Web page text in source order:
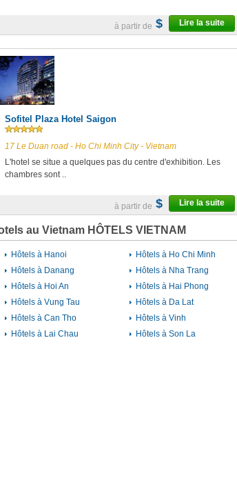
Lire la suite
$
à partir de
Sofitel Plaza Hotel Saigon
17 Le Duan road - Ho Chi Minh City - Vietnam
L'hotel se situe a quelques pas du centre d'exhibition. Les
chambres sont ..
Lire la suite
$
à partir de
au Vietnam HÔTELS VIETNAM
Hôtels à Hanoi Hôtels à Ho Chi Minh
Hôtels à Danang
Hôtels à Nha Trang
Hôtels à Hoi An
Hôtels à Hai Phong
Hôtels à Vung Tau
Hôtels à Da Lat
Hôtels à Can Tho
Hôtels à Vinh
Hôtels à Lai Chau
Hôtels à Son La